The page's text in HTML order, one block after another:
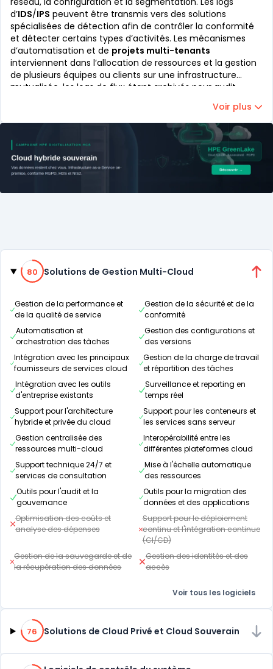
d’IDS/IPS peuvent être transmis vers des solutions
spécialisées de détection afin de contrôler la conformité
et détecter certains types d’activités. Les mécanismes
d’automatisation et de projets multi-tenants
interviennent dans l’allocation de ressources et la gestion
de plusieurs équipes ou clients sur une infrastructure
mutualisée, les logs de flux étant archivés pour audit
Voir plus
Catégories
80% de compatibilité
80 Solutions de Gestion Multi-Cloud
Gestion de la performance et
de la qualité de service
Gestion de la sécurité et de la
conformité
Automatisation et
orchestration des tâches
Gestion des configurations et
des versions
Intégration avec les principaux
fournisseurs de services cloud
Gestion de la charge de travail
et répartition des tâches
Intégration avec les outils
d'entreprise existants
Surveillance et reporting en
temps réel
Support pour l'architecture
hybride et privée du cloud
Support pour les conteneurs et
les services sans serveur
Gestion centralisée des
ressources multi-cloud
Interopérabilité entre les
différentes plateformes cloud
Support technique 24/7 et
services de consultation
Mise à l'échelle automatique
des ressources
Outils pour l'audit et la
gouvernance
Outils pour la migration des
données et des applications
Optimisation des coûts et
analyse des dépenses
Support pour le déploiement
continu et l'intégration continue
(CI/CD)
Gestion de la sauvegarde et de
la récupération des données
Gestion des identités et des
accès
Voir tous les logiciels
76% de compatibilité
76 Solutions de Cloud Privé et Cloud Souverain